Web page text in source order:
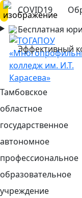
COVID19
Бесплатная
Эффективный
Тамбовское
областное
государственное
автономное
профессиональное
образовательное
учреждение